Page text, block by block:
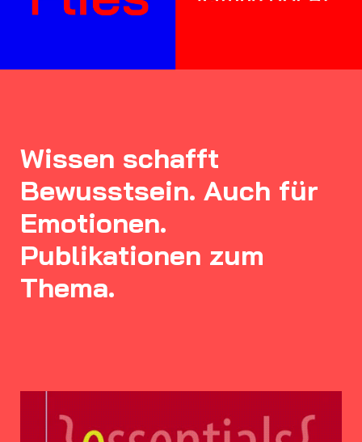
Wissen schafft
Bewusstsein. Auch für
Emotionen.
Publikationen zum
Thema.